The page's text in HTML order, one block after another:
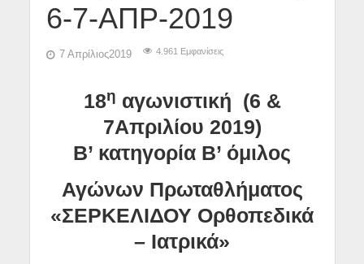
6-7-ΑΠΡ-2019
7 Απρίλιος2019 4.961 Εμφανίσεις
18η αγωνιστική (6 &
7Απριλίου 2019)
Β’ κατηγορία Β’ όμιλος
Αγώνων Πρωταθλήματος
«ΣΕΡΚΕΛΙΔΟΥ Ορθοπεδικά
– Ιατρικά»